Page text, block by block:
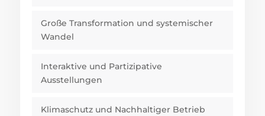
Große Transformation und systemischer
Wandel
Interaktive und Partizipative
Ausstellungen
Klimaschutz und Nachhaltiger Betrieb